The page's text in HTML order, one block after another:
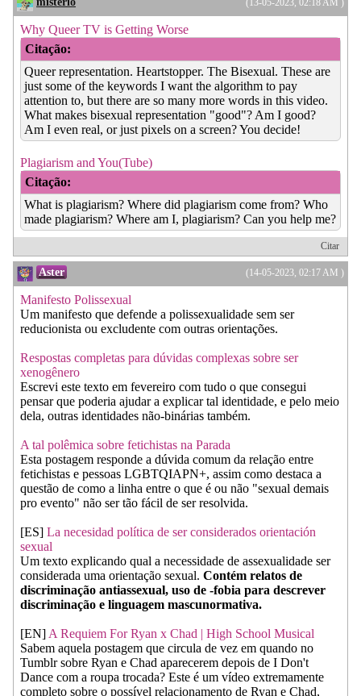
(13-05-2023, 02:18 AM )
Why Queer TV is Getting Worse
Citação:
Queer representation. Heartstopper. The Bisexual. These are
just some of the keywords I want the algorithm to pay
attention to, but there are so many more words in this video.
What makes bisexual representation "good"? Am I good?
Am I even real, or just pixels on a screen? You decide!
Plagiarism and You(Tube)
Citação:
What is plagiarism? Where did plagiarism come from? Who
made plagiarism? Where am I, plagiarism? Can you help me?
Citar
(14-05-2023, 02:17 AM )
Aster
Manifesto Polissexual
Um manifesto que defende a polissexualidade sem ser
reducionista ou excludente com outras orientações.
Respostas completas para dúvidas complexas sobre ser
xenogênero
Escrevi este texto em fevereiro com tudo o que consegui
pensar que poderia ajudar a explicar tal identidade, e pelo meio
dela, outras identidades não-binárias também.
A tal polêmica sobre fetichistas na Parada
Esta postagem responde a dúvida comum da relação entre
fetichistas e pessoas LGBTQIAPN+, assim como destaca a
questão de como a linha entre o que é ou não "sexual demais
pro evento" não ser tão fácil de ser resolvida.
[ES] La necesidad política de ser considerados orientación
sexual
Um texto explicando qual a necessidade de assexualidade ser
considerada uma orientação sexual. Contém relatos de
discriminação antiassexual, uso de -fobia para descrever
discriminação e linguagem mascunormativa.
[EN] A Requiem For Ryan x Chad | High School Musical
Sabem aquela postagem que circula de vez em quando no
Tumblr sobre Ryan e Chad aparecerem depois de I Don't
Dance com a roupa trocada? Este é um vídeo extremamente
completo sobre o possível relacionamento de Ryan e Chad,